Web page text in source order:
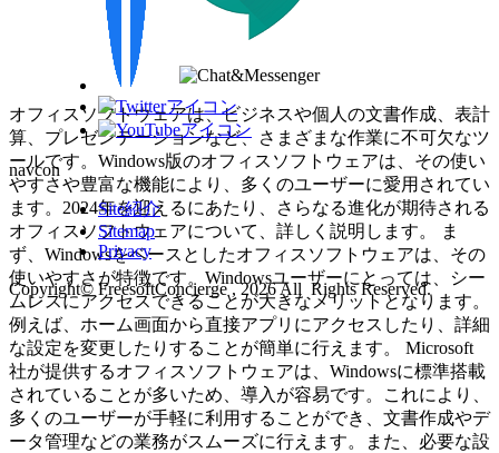
オフィスソフトウェアは、ビジネスや個人の文書作成、表計
算、プレゼンテーションなど、さまざまな作業に不可欠なツ
ールです。Windows版のオフィスソフトウェアは、その使い
やすさや豊富な機能により、多くのユーザーに愛用されてい
ます。2024年を迎えるにあたり、さらなる進化が期待される
オフィスソフトウェアについて、詳しく説明します。 ま
ず、Windowsをベースとしたオフィスソフトウェアは、その
使いやすさが特徴です。Windowsユーザーにとっては、シー
ムレスにアクセスできることが大きなメリットとなります。
例えば、ホーム画面から直接アプリにアクセスしたり、詳細
な設定を変更したりすることが簡単に行えます。 Microsoft
社が提供するオフィスソフトウェアは、Windowsに標準搭載
されていることが多いため、導入が容易です。これにより、
多くのユーザーが手軽に利用することができ、文書作成やデ
ータ管理などの業務がスムーズに行えます。また、必要な設
navcon
Site紹介
Sitemap
Privacy
Copyright© FreesoftConcierge , 2026 All Rights Reserved.